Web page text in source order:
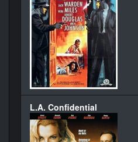
L.A. Confidential